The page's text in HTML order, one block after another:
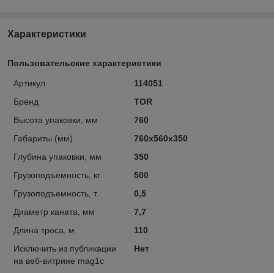
Характеристики
Пользовательские характеристики
Артикул
114051
Бренд
TOR
Высота упаковки, мм
760
Габариты (мм)
760х560х350
Глубина упаковки, мм
350
Грузоподъемность, кг
500
Грузоподъемность, т
0,5
Диаметр каната, мм
7,7
Длина троса, м
110
Исключить из публикации
на веб-витрине mag1c
Нет